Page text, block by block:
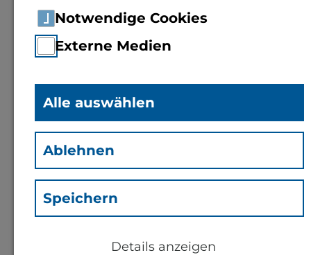
Uwe Drießen (Duw)
Mitarbeiter
Rechenzentrum
Notwendige Cookies
Externe Medien
Alle auswählen
Ablehnen
Speichern
Details anzeigen